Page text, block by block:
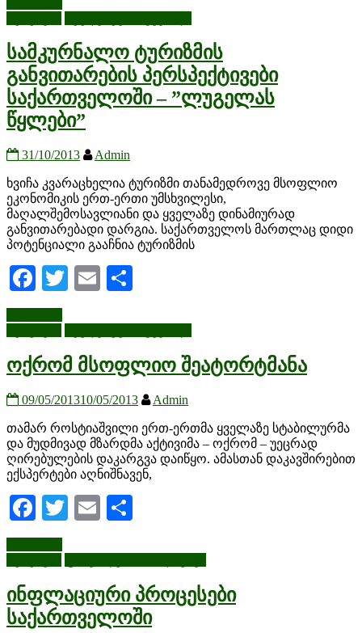
სამკურნალო ტურიზმის
განვითარების პერსპექტივები
საქართველოში – ”ლუგელას
წყლები”
31/10/2013 Admin
ხვიჩა კვარაცხელია ტურიზმი თანამედროვე მსოფლიო
ეკონომიკის ერთ-ერთი უმსხვილესი,
მაღალშემოსავლიანი და ყველაზე დინამიურად
განვითარებადი დარგია. საქართველოს მართლაც დიდი
პოტენციალი გააჩნია ტურიზმის
Facebook
TwitterEmail
ოქრომ მსოფლიო შეატორტმანა
09/05/201310/05/2013 Admin
თამარ როსტიაშვილი ერთ-ერთმა ყველაზე სტაბილურმა
და მუდმივად მზარდმა აქტივიმა – ოქრომ – უეცრად
ღირებულების დაკარგვა დაიწყო. ამასთან დაკავშირებით
ექსპერტები აღნიშნავენ,
Facebook
TwitterEmail
ინფლაციური პროცესები
საქართველოში